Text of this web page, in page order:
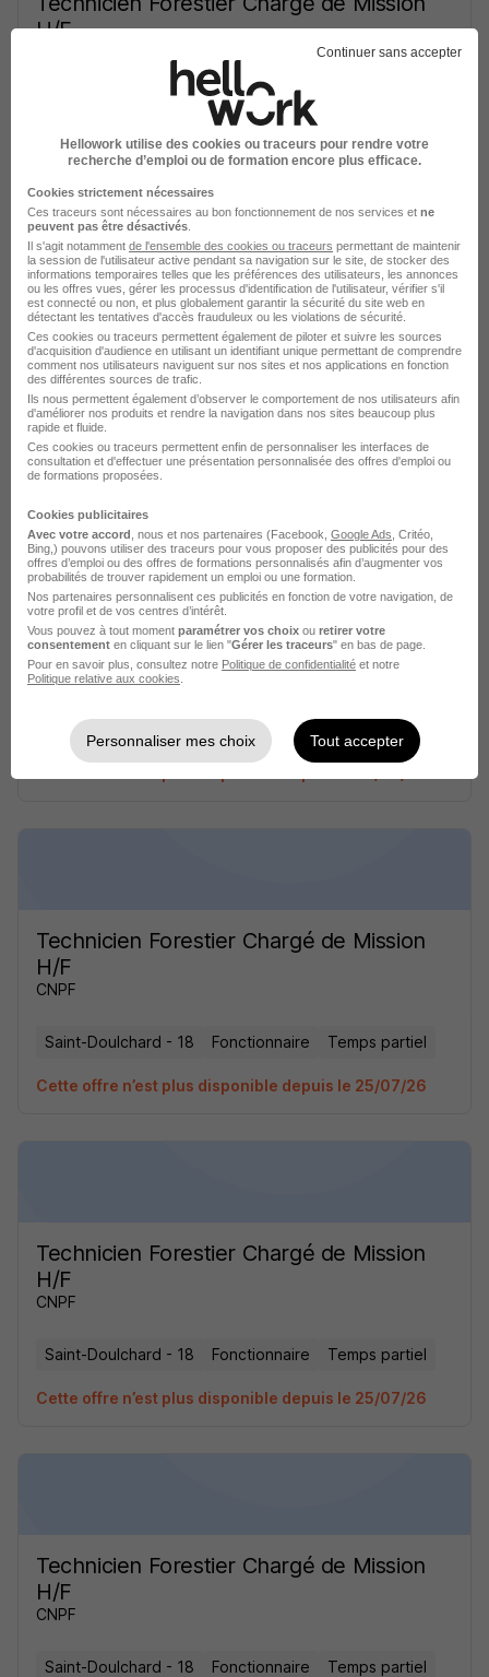
H/F
Fonctionnaire
Cette offre n’est plus disponible depuis le 25/07/26
Technicien Forestier Chargé de Mission
H/F
CNPF
Saint-Doulchard - 18 Fonctionnaire Temps partiel
Cette offre n’est plus disponible depuis le 25/07/26
Technicien Forestier Chargé de Mission
H/F
CNPF
Saint-Doulchard - 18 Fonctionnaire Temps partiel
Technicien Forestier Chargé de Mission
H/F
CNPF
Saint-Doulchard - 18 Fonctionnaire Temps partiel
Cette offre n’est plus disponible depuis le 25/07/26
Technicien Forestier Chargé de Mission
H/F
CNPF
Saint-Doulchard - 18 Fonctionnaire Temps partiel
Cette offre n’est plus disponible depuis le 25/07/26
Technicien Forestier Chargé de Mission
H/F
CNPF
Saint-Doulchard - 18 Fonctionnaire Temps partiel
Continuer sans accepter
Hellowork utilise des cookies ou traceurs pour rendre votre
recherche d’emploi ou de formation encore plus efficace.
Cookies strictement nécessaires
Ces traceurs sont nécessaires au bon fonctionnement de nos services et ne
peuvent pas être désactivés
Il s'agit notamment de l'ensemble des cookies ou traceurs permettant de maintenir
la session de l'utilisateur active pendant sa navigation sur le site, de stocker des
informations temporaires telles que les préférences des utilisateurs, les annonces
ou les offres vues, gérer les processus d'identification de l'utilisateur, vérifier s'il
est connecté ou non, et plus globalement garantir la sécurité du site web en
détectant les tentatives d'accès frauduleux ou les violations de sécurité.
Ces cookies ou traceurs permettent également de piloter et suivre les sources
d'acquisition d'audience en utilisant un identifiant unique permettant de comprendre
comment nos utilisateurs naviguent sur nos sites et nos applications en fonction
des différentes sources de trafic.
Ils nous permettent également d’observer le comportement de nos utilisateurs afin
d'améliorer nos produits et rendre la navigation dans nos sites beaucoup plus
rapide et fluide.
Ces cookies ou traceurs permettent enfin de personnaliser les interfaces de
consultation et d'effectuer une présentation personnalisée des offres d'emploi ou
de formations proposées.
Cookies publicitaires
Avec votre accord , nous et nos partenaires (Facebook, Google Ads , Critéo,
Bing,) pouvons utiliser des traceurs pour vous proposer des publicités pour des
offres d’emploi ou des offres de formations personnalisés afin d’augmenter vos
probabilités de trouver rapidement un emploi ou une formation.
Nos partenaires personnalisent ces publicités en fonction de votre navigation, de
votre profil et de vos centres d’intérêt.
Vous pouvez à tout moment paramétrer vos choix ou retirer votre
consentement en cliquant sur le lien "Gérer les traceurs" en bas de page.
Pour en savoir plus, consultez notre Politique de confidentialité et notre
Politique relative aux cookies
Personnaliser mes choix Tout accepter